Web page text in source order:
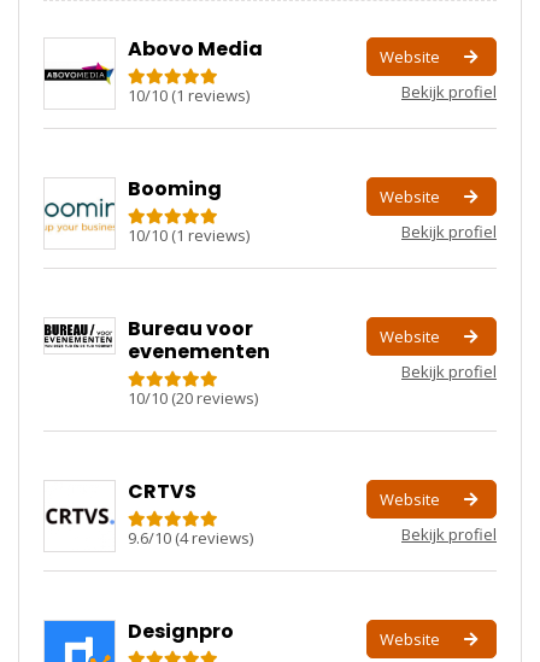
Abovo Media
10/10 (1 reviews)
Website
Bekijk profiel
Booming
10/10 (1 reviews)
Website
Bekijk profiel
Bureau voor
evenementen
10/10 (20reviews)
Website
Bekijk profiel
CRTVS
9.6/10 (4reviews)
Website
Bekijk profiel
Designpro
Website